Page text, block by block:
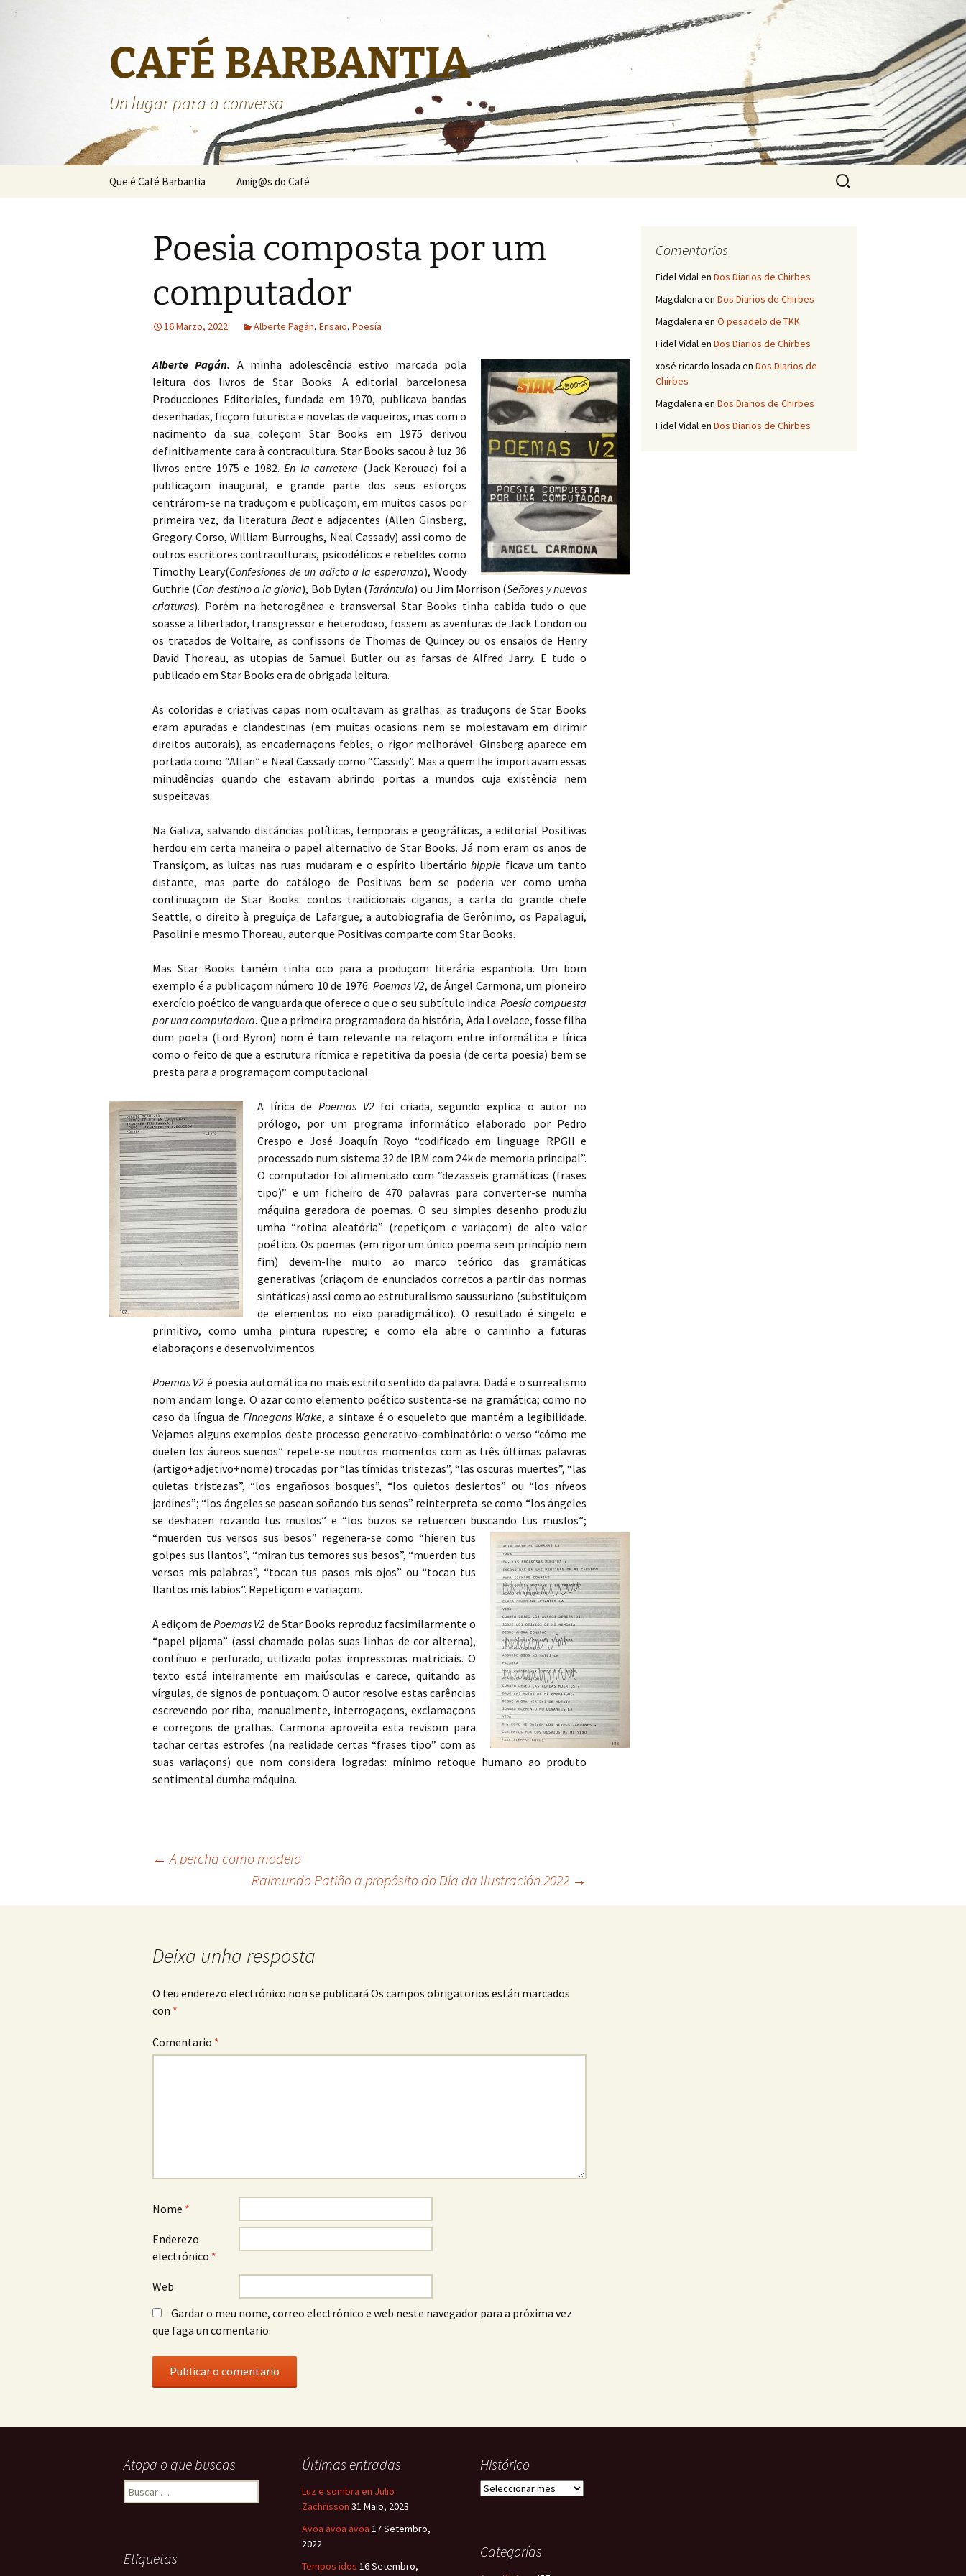
CAFÉ BARBANTIA
Un lugar para a conversa
Que é Café Barbantia Amig@s do Café
Buscar:
Poesia composta por um
computador
16 Marzo, 2022 Alberte Pagán, Ensaio, Poesía
Alberte Pagán.A minha adolescência estivo marcada pola
leitura dos livros de Star Books. A editorial barcelonesa
Producciones Editoriales, fundada em 1970, publicava bandas
desenhadas, ficçom futurista e novelas de vaqueiros, mas com o
nacimento da sua coleçom Star Books em 1975 derivou
definitivamente cara à contracultura. Star Books sacou à luz 36
livros entre 1975 e 1982.En la carretera (Jack Kerouac) foi a
publicaçom inaugural, e grande parte dos seus esforços
centrárom-se na traduçom e publicaçom, em muitos casos por
primeira vez, da literatura Beate adjacentes (Allen Ginsberg,
Gregory Corso, William Burroughs, Neal Cassady) assi como de
outros escritores contraculturais, psicodélicos e rebeldes como
Timothy Leary(Confesiones de un adicto a la esperanza), Woody
Guthrie (Con destino a la gloria), Bob Dylan (Tarántula) ou Jim Morrison (Señores y nuevas
criaturas). Porém na heterogênea e transversal Star Books tinha cabida tudo o que
soasse a libertador, transgressor e heterodoxo, fossem as aventuras de Jack London ou
os tratados de Voltaire, as confissons de Thomas de Quincey ou os ensaios de Henry
David Thoreau, as utopias de Samuel Butler ou as farsas de Alfred Jarry. E tudo o
publicado em Star Books era de obrigada leitura.
As coloridas e criativas capas nom ocultavam as gralhas: as traduçons de Star Books
eram apuradas e clandestinas (em muitas ocasions nem se molestavam em dirimir
direitos autorais), as encadernaçons febles, o rigor melhorável: Ginsberg aparece em
portada como “Allan” e Neal Cassady como “Cassidy”. Mas a quem lhe importavam essas
minudências quando che estavam abrindo portas a mundos cuja existência nem
suspeitavas.
Na Galiza, salvando distáncias políticas, temporais e geográficas, a editorial Positivas
herdou em certa maneira o papel alternativo de Star Books. Já nom eram os anos de
Transiçom, as luitas nas ruas mudaram e o espírito libertáriohippie ficava um tanto
distante, mas parte do catálogo de Positivas bem se poderia ver como umha
continuaçom de Star Books: contos tradicionais ciganos, a carta do grande chefe
Seattle, o direito à preguiça de Lafargue, a autobiografia de Gerônimo, os Papalagui,
Pasolini e mesmo Thoreau, autor que Positivas comparte com Star Books.
Mas Star Books tamém tinha oco para a produçom literária espanhola. Um bom
exemplo é a publicaçom número 10 de 1976: Poemas V2, de Ángel Carmona, um pioneiro
exercício poético de vanguarda que oferece o que o seu subtítulo indica: Poesía compuesta
por una computadora. Que a primeira programadora da história, Ada Lovelace, fosse filha
dum poeta (Lord Byron) nom é tam relevante na relaçom entre informática e lírica
como o feito de que a estrutura rítmica e repetitiva da poesia (de certa poesia) bem se
presta para a programaçom computacional.
A lírica de Poemas V2foi criada, segundo explica o autor no
prólogo, por um programa informático elaborado por Pedro
Crespo e José Joaquín Royo “codificado em linguage RPGII e
processado num sistema 32 de IBM com 24k de memoria principal”.
O computador foi alimentado com “dezasseis gramáticas (frases
tipo)” e um ficheiro de 470 palavras para converter-se numha
máquina geradora de poemas. O seu simples desenho produziu
umha “rotina aleatória” (repetiçom e variaçom) de alto valor
poético. Os poemas (em rigor um único poema sem princípio nem
fim) devem-lhe muito ao marco teórico das gramáticas
generativas (criaçom de enunciados corretos a partir das normas
sintáticas) assi como ao estruturalismo saussuriano (substituiçom
de elementos no eixo paradigmático). O resultado é singelo e
primitivo, como umha pintura rupestre; e como ela abre o caminho a futuras
elaboraçons e desenvolvimentos.
Poemas V2 é poesia automática no mais estrito sentido da palavra. Dadá e o surrealismo
nom andam longe. O azar como elemento poético sustenta-se na gramática; como no
caso da língua deFinnegans Wake, a sintaxe é o esqueleto que mantém a legibilidade.
Vejamos alguns exemplos deste processo generativo-combinatório: o verso “cómo me
duelen los áureos sueños” repete-se noutros momentos com as três últimas palavras
(artigo+adjetivo+nome) trocadas por “las tímidas tristezas”, “las oscuras muertes”, “las
quietas tristezas”, “los engañosos bosques”, “los quietos desiertos” ou “los níveos
jardines”; “los ángeles se pasean soñando tus senos” reinterpreta-se como “los ángeles
se deshacen rozando tus muslos” e “los buzos se retuercen buscando tus muslos”;
“muerden tus versos sus besos” regenera-se como “hieren tus
golpes sus llantos”, “miran tus temores sus besos”, “muerden tus
versos mis palabras”, “tocan tus pasos mis ojos” ou “tocan tus
llantos mis labios”. Repetiçom e variaçom.
A ediçom dePoemas V2 de Star Books reproduz facsimilarmente o
“papel pijama” (assi chamado polas suas linhas de cor alterna),
contínuo e perfurado, utilizado polas impressoras matriciais. O
texto está inteiramente em maiúsculas e carece, quitando as
vírgulas, de signos de pontuaçom. O autor resolve estas carências
escrevendo por riba, manualmente, interrogaçons, exclamaçons
e correçons de gralhas. Carmona aproveita esta revisom para
tachar certas estrofes (na realidade certas “frases tipo” com as
suas variaçons) que nom considera logradas: mínimo retoque humano ao produto
sentimental dumha máquina.
Navegación
de
← A percha como modelo
Raimundo Patiño a propósito do Día da Ilustración 2022 →
Deixa unha resposta
O teu enderezo electrónico non se publicará Os campos obrigatorios están marcados
con *
Comentario *
Nome *
Enderezo
electrónico *
Web
Gardar o meu nome, correo electrónico e web neste navegador para a próxima vez
que faga un comentario.
Comentarios
Fidel Vidalen Dos Diarios de Chirbes
Magdalena en Dos Diarios de Chirbes
Magdalena en O pesadelo de TKK
Fidel Vidalen Dos Diarios de Chirbes
xosé ricardo losada en Dos Diarios de
Chirbes
Magdalena en Dos Diarios de Chirbes
Fidel Vidalen Dos Diarios de Chirbes
Atopa o que buscas
Buscar:
Últimas entradas
Luz e sombra en Julio
Zachrisson 31 Maio, 2023
Avoa avoa avoa 17 Setembro,
2022
Tempos idos 16 Setembro,
Histórico
Histórico
Categorías
Etiquetas